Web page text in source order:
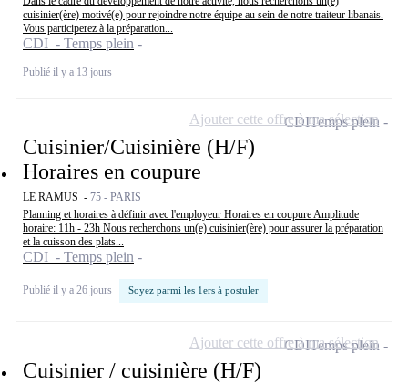
cuisinier(ère) motivé(e) pour rejoindre notre équipe au sein de notre traiteur libanais.
Vous participerez à la préparation...
CDI - Temps plein
Publié il y a 13 jours
Cuisinier/Cuisinière (H/F)
Horaires en coupure
LE RAMUS - 75 - PARIS
Planning et horaires à définir avec l'employeur Horaires en coupure Amplitude
horaire: 11h - 23h Nous recherchons un(e) cuisinier(ère) pour assurer la préparation
et la cuisson des plats...
CDI - Temps plein
Publié il y a 26 jours Soyez parmi les 1ers à postuler
CDITemps plein
Ajouter cette offre à ma sélection
Cuisinier / cuisinière (H/F)
CDITemps plein
Ajouter cette offre à ma sélection